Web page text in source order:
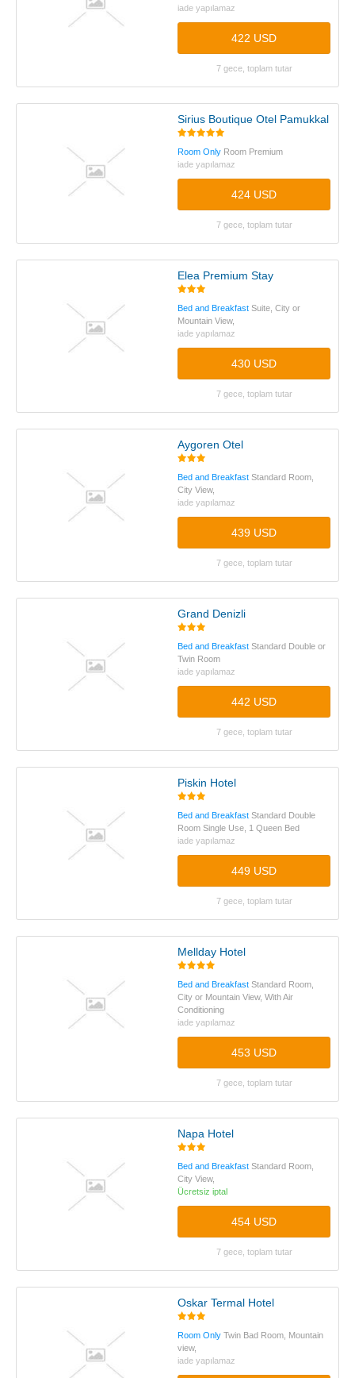
iade yapılamaz
422 USD
7 gece, toplam tutar
Sirius Boutique Otel Pamukkale
Room Only Room Premium
iade yapılamaz
424 USD
7 gece, toplam tutar
Elea Premium Stay
Bed and Breakfast Suite, City or
Mountain View,
iade yapılamaz
430 USD
7 gece, toplam tutar
Aygoren Otel
Bed and Breakfast Standard Room,
City View,
iade yapılamaz
439 USD
7 gece, toplam tutar
Grand Denizli
Bed and Breakfast Standard Double or
Twin Room
iade yapılamaz
442 USD
7 gece, toplam tutar
Piskin Hotel
Bed and Breakfast Standard Double
Room Single Use, 1 Queen Bed
iade yapılamaz
449 USD
7 gece, toplam tutar
Mellday Hotel
Bed and Breakfast Standard Room,
City or Mountain View, With Air
Conditioning
iade yapılamaz
453 USD
7 gece, toplam tutar
Napa Hotel
Bed and Breakfast Standard Room,
City View,
Ücretsiz iptal
454 USD
7 gece, toplam tutar
Oskar Termal Hotel
Room Only Twin Bad Room, Mountain
view,
iade yapılamaz